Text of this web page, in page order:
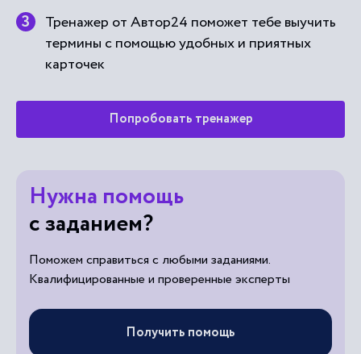
Тренажер от Автор24 поможет тебе выучить
термины с помощью удобных и приятных
карточек
Попробовать тренажер
Нужна помощь
с заданием?
Поможем справиться с любыми заданиями.
Квалифицированные и проверенные эксперты
Получить помощь